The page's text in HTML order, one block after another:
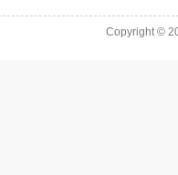
Copyright ©